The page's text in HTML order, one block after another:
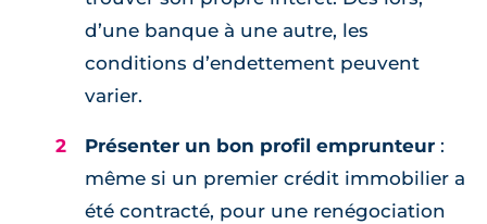
d’une banque à une autre, les
conditions d’endettement peuvent
varier.
Présenter un bon profil emprunteur :
même si un premier crédit immobilier a
été contracté, pour une renégociation